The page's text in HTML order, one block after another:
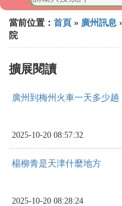
當前位置： 首頁 » 廣州訊息
院
擴展閱讀
廣州到梅州火車一天多少趟
2025-10-20 08:57:32
楊柳青是天津什麼地方
2025-10-20 08:28:24